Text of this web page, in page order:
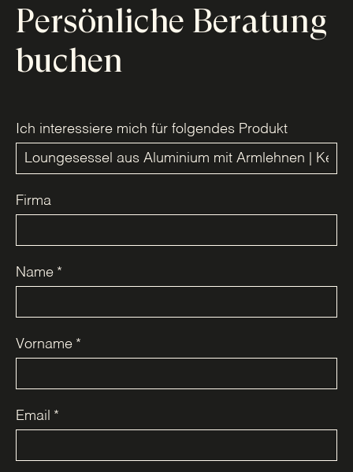
Persönliche Beratung
buchen
Ich interessiere mich für folgendes Produkt
Firma
Name *
Vorname *
Email *